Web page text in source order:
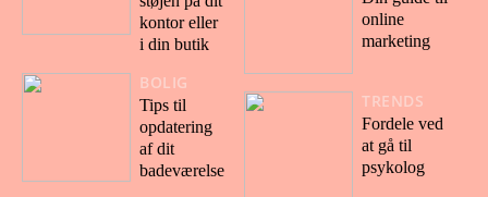
kontor eller
i din butik
BOLIG
Tips til
opdatering
af dit
badeværelse
online
marketing
TRENDS
Fordele ved
at gå til
psykolog